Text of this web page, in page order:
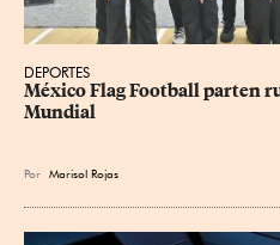
DEPORTES
México Flag Football parten
Mundial
Por Marisol Rojas